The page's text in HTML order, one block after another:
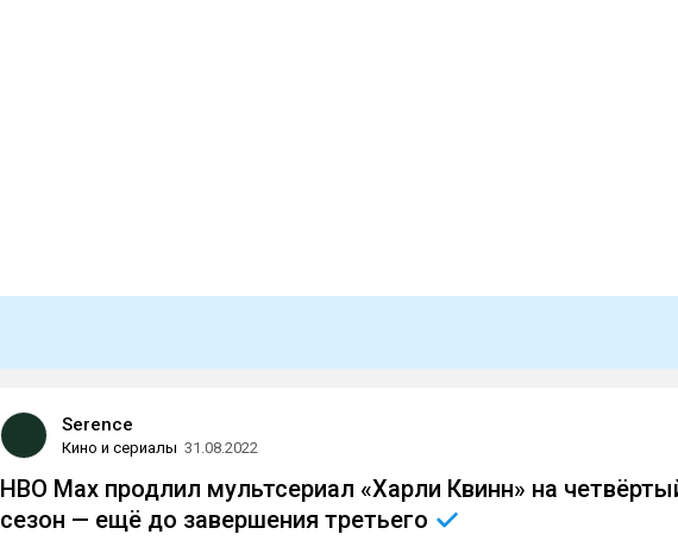
Serence
Кино и сериалы 31.08.2022
HBO Max продлил мультсериал «Харли Квинн» на
сезон — ещё до завершения третьего